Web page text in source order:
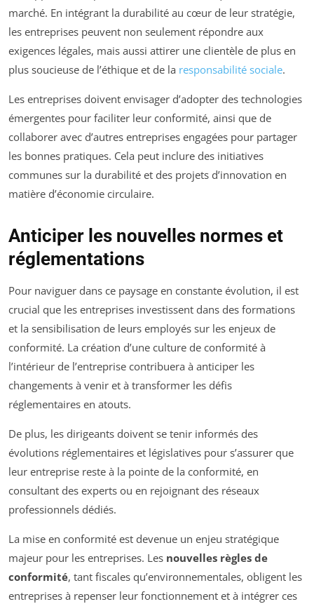
marché. En intégrant la durabilité au cœur de leur stratégie,
les entreprises peuvent non seulement répondre aux
exigences légales, mais aussi attirer une clientèle de plus en
plus soucieuse de l’éthique et de la responsabilité sociale.
Les entreprises doivent envisager d’adopter des technologies
émergentes pour faciliter leur conformité, ainsi que de
collaborer avec d’autres entreprises engagées pour partager
les bonnes pratiques. Cela peut inclure des initiatives
communes sur la durabilité et des projets d’innovation en
matière d’économie circulaire.
Anticiper les nouvelles normes et
réglementations
Pour naviguer dans ce paysage en constante évolution, il est
crucial que les entreprises investissent dans des formations
et la sensibilisation de leurs employés sur les enjeux de
conformité. La création d’une culture de conformité à
l’intérieur de l’entreprise contribuera à anticiper les
changements à venir et à transformer les défis
réglementaires en atouts.
De plus, les dirigeants doivent se tenir informés des
évolutions réglementaires et législatives pour s’assurer que
leur entreprise reste à la pointe de la conformité, en
consultant des experts ou en rejoignant des réseaux
professionnels dédiés.
La mise en conformité est devenue un enjeu stratégique
majeur pour les entreprises. Les nouvelles règles de
conformité, tant fiscales qu’environnementales, obligent les
entreprises à repenser leur fonctionnement et à intégrer ces